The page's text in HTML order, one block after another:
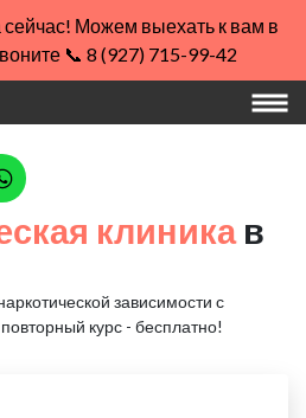
Можем выехать к вам в
📞 8 (927) 715-99-42
клиникав
зависимости с
курс - бесплатно!